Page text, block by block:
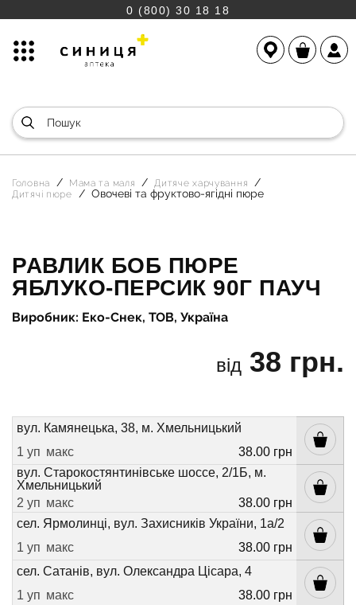
0 (800) 30 18 18
Головна Мама та маля
Дитяче харчування
Дитячі пюре
Овочеві та фруктово-ягідні пюре
РАВЛИК БОБ ПЮРЕ
ЯБЛУКО-ПЕРСИК 90Г ПАУЧ
Виробник: Еко-Снек, ТОВ, Україна
від 38 грн.
вул. Камянецька, 38, м. Хмельницький
1 уп макс
38.00 грн
вул. Старокостянтинівське шоссе, 2/1Б, м.
Хмельницький
2 уп макс
38.00 грн
сел. Ярмолинці, вул. Захисників України, 1а/2
1 уп макс
38.00 грн
сел. Сатанів, вул. Олександра Цісара, 4
1 уп макс 38.00 грн